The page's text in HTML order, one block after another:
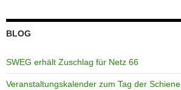
BLOG
SWEG erhält Zuschlag für Netz 66
Veranstaltungskalender zum Tag der Schiene